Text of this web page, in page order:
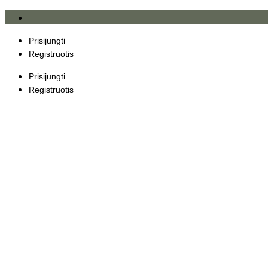
prie
turinio
Prisijungti
Registruotis
Prisijungti
Registruotis